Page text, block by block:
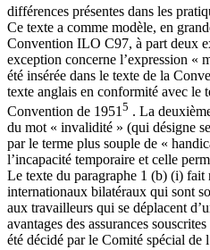
différences présentes dans les
Ce texte a comme modèle, en
Convention ILO C97, à part deux
exception concerne l’expression «
été insérée dans le texte de la
texte anglais en conformité avec le
Convention de 1951 5 . La
du mot « invalidité » (qui désigne
par le terme plus souple de «
l’incapacité temporaire et celle
Le texte du paragraphe 1 (b) (i) fait
internationaux bilatéraux qui sont
aux travailleurs qui se déplacent
avantages des assurances
été décidé par le Comité spécial de